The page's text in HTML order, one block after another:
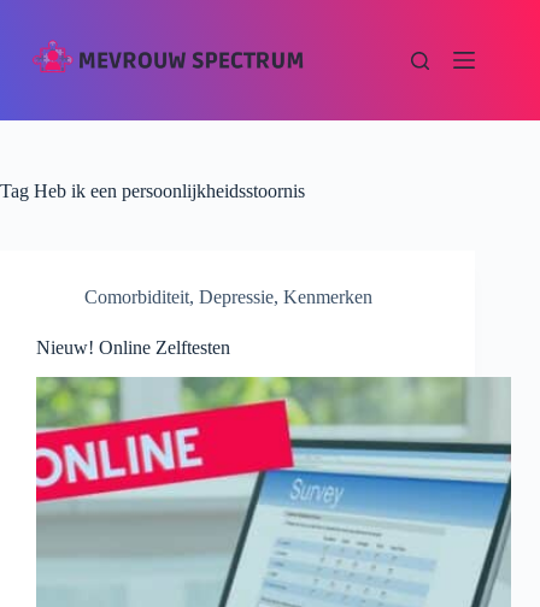
Tag Heb ik een persoonlijkheidsstoornis
Comorbiditeit, Depressie, Kenmerken
Nieuw! Online Zelftesten